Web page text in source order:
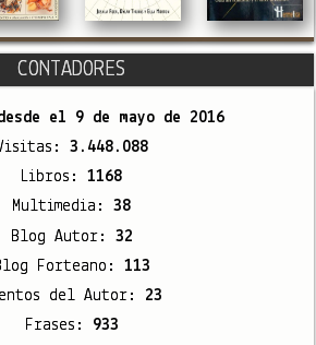
CONTADORES
el 9 de mayo de 2016
3.448.088
Libros:1168
Multimedia:38
Blog Autor: 32
Forteano: 113
del Autor: 23
Frases: 933